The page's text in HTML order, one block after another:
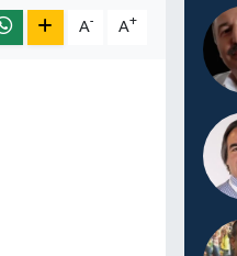
A- A+